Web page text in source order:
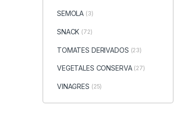
SEMOLA (3)
SNACK (72)
TOMATES DERIVADOS (23)
VEGETALES CONSERVA (27)
VINAGRES (25)